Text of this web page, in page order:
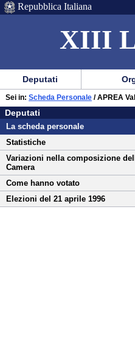
XIII
Menu
di
ausilio
alla
navigazione
Menu
di
navigazione
principale
Repubblica Italiana
Menu
di
navigazione
principale
menu
di
sezione
Deputati
Deputati
Vai
al
contenuto
Deputati
La scheda personale
Statistiche
Variazioni nella composizione
Camera
Come hanno votato
Elezioni del 21 aprile 1996
Sei in: Scheda Personale / APREA